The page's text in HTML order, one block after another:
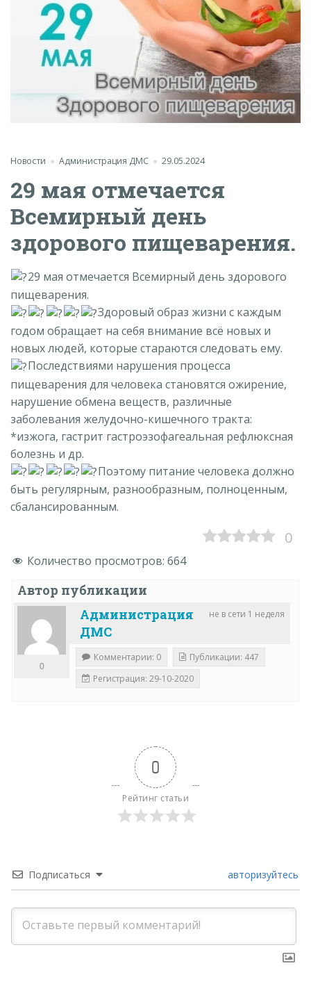
Новости Администрация ДМС 29.05.2024
29 мая отмечается
Всемирный день
здорового пищеварения.
29 мая отмечается Всемирный день здорового
пищеварения.
Здоровый образ жизни с каждым
годом обращает на себя внимание всё новых и
новых людей, которые стараются следовать ему.
Последствиями нарушения процесса
пищеварения для человека становятся ожирение,
нарушение обмена веществ, различные
заболевания желудочно-кишечного тракта:
*изжога, гастрит гастроэзофагеальная рефлюксная
болезнь и др.
Поэтому питание человека должно
быть регулярным, разнообразным, полноценным,
сбалансированным.
0
Количество просмотров: 664
Автор публикации
не в сети 1 неделя
Администрация
ДМС
0
Комментарии: 0
Публикации: 447
Регистрация: 29-10-2020
0
Рейтинг статьи
Подписаться авторизуйтесь